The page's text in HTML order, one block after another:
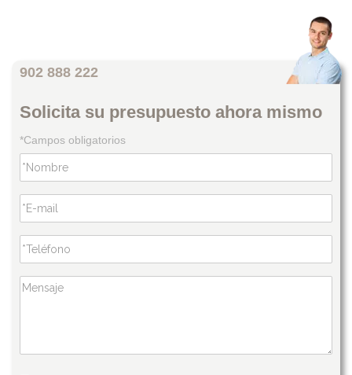
902 888 222
Solicita su presupuesto ahora mismo
*Campos obligatorios